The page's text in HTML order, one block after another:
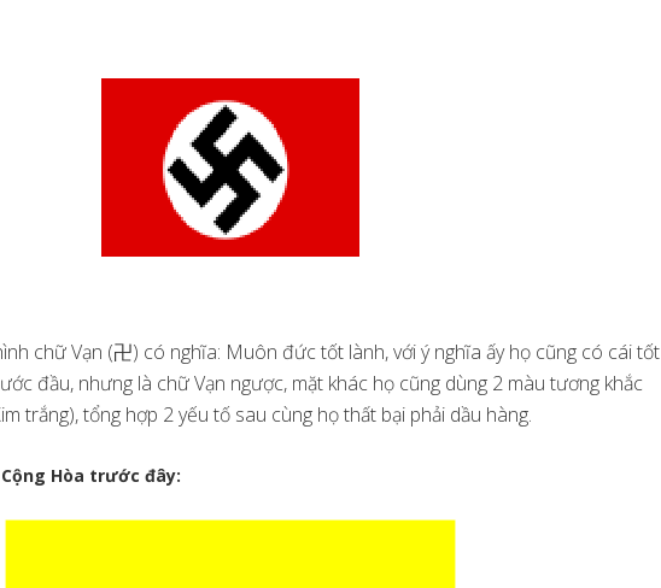
chữ Vạn (卍) có nghĩa: Muôn đức tốt lành, với ý nghĩa ấy họ cũng có cái tốt
đầu, nhưng là chữ Vạn ngược, mặt khác họ cũng dùng 2 màu tương khắc
trắng), tổng hợp 2 yếu tố sau cùng họ thất bại phải dầu hàng.
Hòa trước đây: